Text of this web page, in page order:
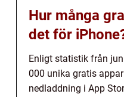
Hur många
det för
Enligt statistik från
000 unika gratis
nedladdning i App